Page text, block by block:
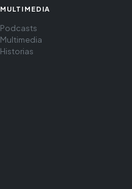
MULTIMEDIA
Podcasts
Multimedia
Historias